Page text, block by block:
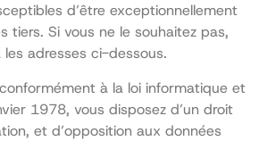
d’être exceptionnellement
tiers. Si vous ne le souhaitez pas,
adresses ci-dessous.
à la loi informatique et
1978, vous disposez d’un droit
et d’opposition aux données